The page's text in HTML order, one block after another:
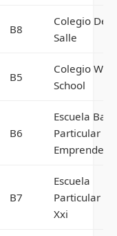
B8
Colegio De
Salle
B5
Colegio
School
B6
Escuela
Particular
Emprender
B7
Escuela
Particular
Xxi